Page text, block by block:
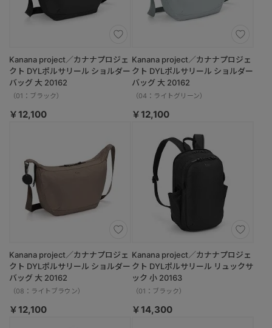
Kanana project／カナナプロジェ
クト DYLポルサリール ショルダー
バッグ 大 20162
（01：ブラック）
￥12,100
Kanana project／カナナプロジェ
クト DYLポルサリール ショルダー
バッグ 大 20162
（04：ライトグリーン）
￥12,100
Kanana project／カナナプロジェ
クト DYLポルサリール ショルダー
バッグ 大 20162
（08：ライトブラウン）
￥12,100
Kanana project／カナナプロジェ
クト DYLポルサリール リュックサ
ック 小 20163
（01：ブラック）
￥14,300